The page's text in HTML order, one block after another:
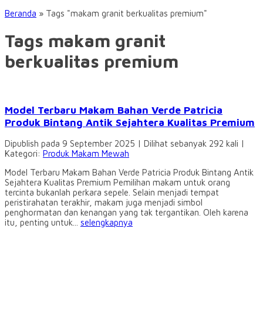
Beranda » Tags "makam granit berkualitas premium"
Tags makam granit
berkualitas premium
Model Terbaru Makam Bahan Verde Patricia
Produk Bintang Antik Sejahtera Kualitas Premium
Dipublish pada 9 September 2025 | Dilihat sebanyak 292 kali |
Kategori: Produk Makam Mewah
Model Terbaru Makam Bahan Verde Patricia Produk Bintang Antik
Sejahtera Kualitas Premium Pemilihan makam untuk orang
tercinta bukanlah perkara sepele. Selain menjadi tempat
peristirahatan terakhir, makam juga menjadi simbol
penghormatan dan kenangan yang tak tergantikan. Oleh karena
itu, penting untuk... selengkapnya